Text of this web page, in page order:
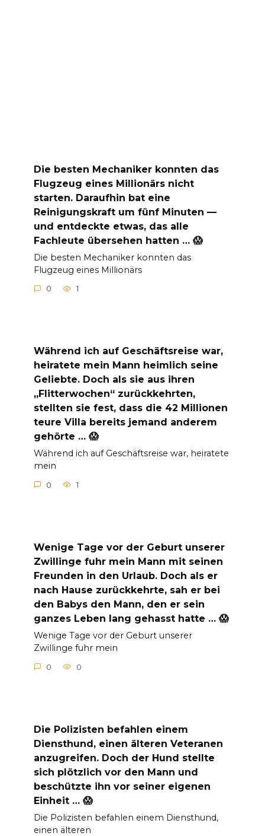
Die besten Mechaniker konnten das
Flugzeug eines Millionärs nicht
starten. Daraufhin bat eine
Reinigungskraft um fünf Minuten —
und entdeckte etwas, das alle
Fachleute übersehen hatten … 😱
Die besten Mechaniker konnten das
Flugzeug eines Millionärs
0 1
Während ich auf Geschäftsreise war,
heiratete mein Mann heimlich seine
Geliebte. Doch als sie aus ihren
„Flitterwochen“ zurückkehrten,
stellten sie fest, dass die 42 Millionen
teure Villa bereits jemand anderem
gehörte … 😱
Während ich auf Geschäftsreise war, heiratete
mein
0 1
Wenige Tage vor der Geburt unserer
Zwillinge fuhr mein Mann mit seinen
Freunden in den Urlaub. Doch als er
nach Hause zurückkehrte, sah er bei
den Babys den Mann, den er sein
ganzes Leben lang gehasst hatte … 😱
Wenige Tage vor der Geburt unserer
Zwillinge fuhr mein
0 0
Die Polizisten befahlen einem
Diensthund, einen älteren Veteranen
anzugreifen. Doch der Hund stellte
sich plötzlich vor den Mann und
beschützte ihn vor seiner eigenen
Einheit … 😱
Die Polizisten befahlen einem Diensthund,
einen älteren